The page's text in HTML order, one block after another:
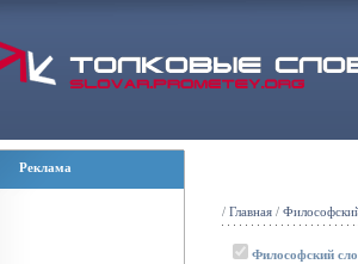
Реклама
/ Главная /
Философский